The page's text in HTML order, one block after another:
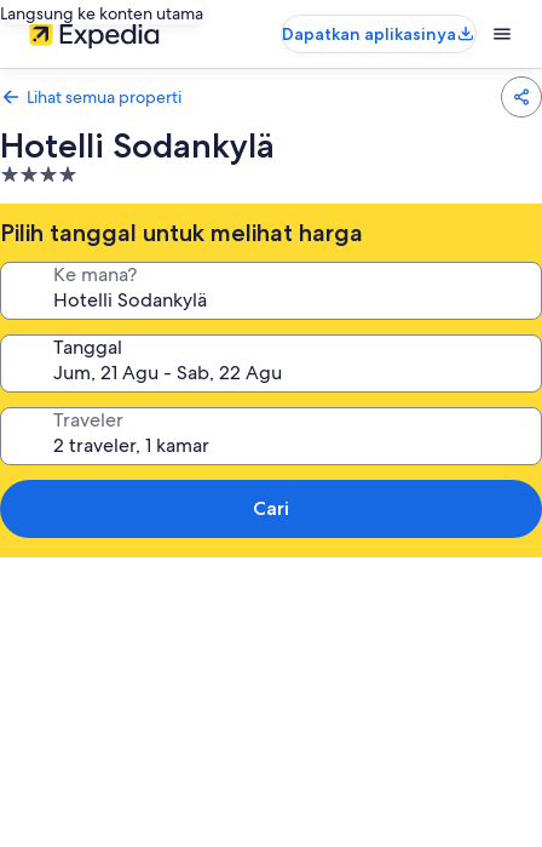
Langsung ke konten utama
Dapatkan aplikasinya
Lihat semua properti
Hotelli Sodankylä
Properti
bintang
4.0
Pilih tanggal untuk melihat harga
Ke mana?
Tanggal
Traveler
Cari